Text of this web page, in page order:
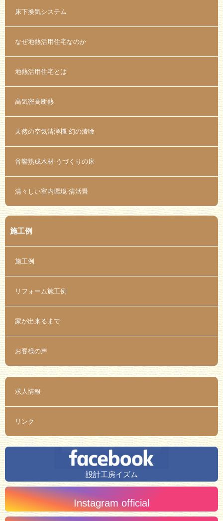
床下換気システム
なぜ地熱活用住宅なのか
地熱活用住宅とは
高気密高断熱
天然の空気清浄機-幻の漆喰
音響熟成木材-うづくりの床
清々しい室内環境-清活畳
施工例
施工例
リフォーム施工例
家が出来るまで
お客様の声
求人情報
リンク
設計工房イズム
Instagram official